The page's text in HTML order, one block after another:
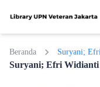
Beranda Suryani;
Suryani; Efri Widianti